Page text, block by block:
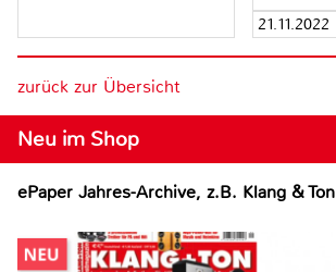
21.11.2022
zurück zur Übersicht
Neu im Shop
ePaper Jahres-Archive, z.B. Klang & Ton